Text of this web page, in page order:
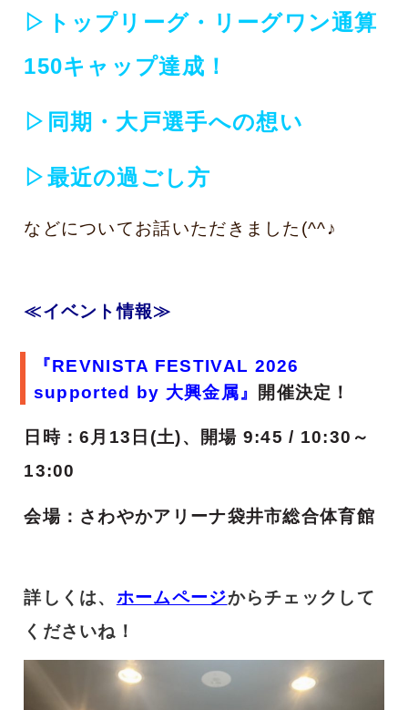
▷トップリーグ・リーグワン通算
150キャップ達成！
▷同期・大戸選手への想い
▷最近の過ごし方
などについてお話いただきました(^^♪
≪イベント情報≫
『REVNISTA FESTIVAL 2026
supported by 大興金属』
開催決定！
日時：6月13日(土)、 開場 9:45 / 10:30～
13:00
会場：さわやかアリーナ袋井市総合体育館
詳しくは、 ホームページからチェックして
くださいね！